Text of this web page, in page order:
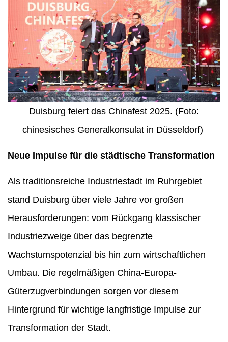
Duisburg feiert das Chinafest 2025. (Foto:
chinesisches Generalkonsulat in Düsseldorf)
Neue Impulse für die städtische Transformation
Als traditionsreiche Industriestadt im Ruhrgebiet
stand Duisburg über viele Jahre vor großen
Herausforderungen: vom Rückgang klassischer
Industriezweige über das begrenzte
Wachstumspotenzial bis hin zum wirtschaftlichen
Umbau. Die regelmäßigen China-Europa-
Güterzugverbindungen sorgen vor diesem
Hintergrund für wichtige langfristige Impulse zur
Transformation der Stadt.